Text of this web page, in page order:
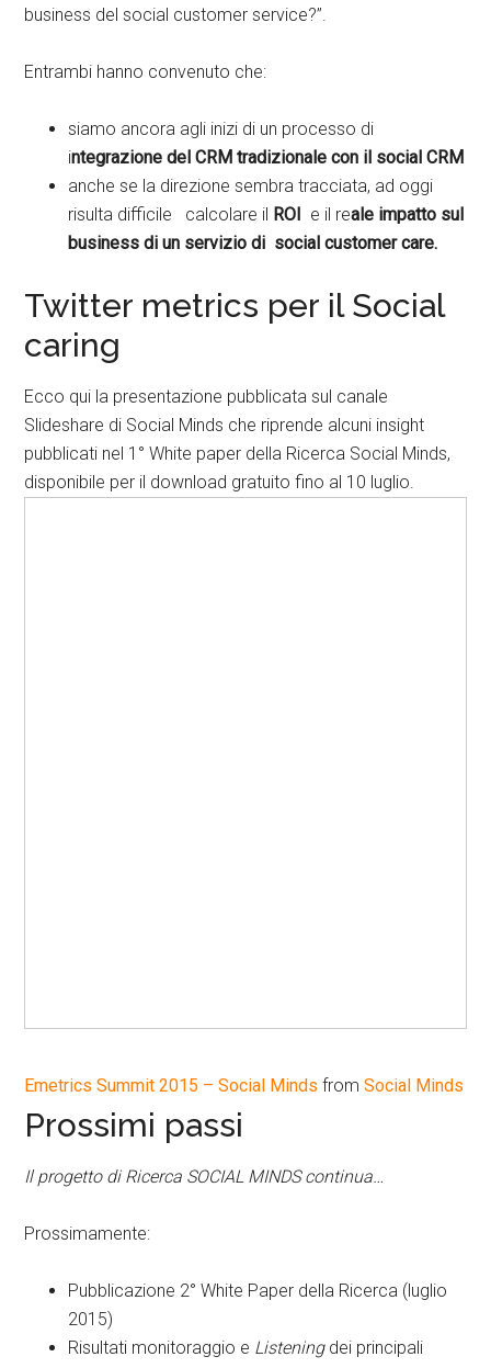
business del social customer service?”.
Entrambi hanno convenuto che:
siamo ancora agli inizi di un processo di
integrazione del CRM tradizionale con il social CRM
anche se la direzione sembra tracciata, ad oggi
risulta difficile calcolare il ROI e il reale impatto sul
business di un servizio di social customer care.
Twitter metrics per il Social
caring
Ecco qui la presentazione pubblicata sul canale
Slideshare di Social Minds che riprende alcuni insight
pubblicati nel 1° White paper della Ricerca Social Minds,
disponibile per il download gratuito fino al 10 luglio.
Emetrics Summit 2015 – Social Minds fromSocial Minds
Prossimi passi
Il progetto di Ricerca SOCIAL MINDS continua…
Prossimamente:
Pubblicazione 2° White Paper della Ricerca (luglio
2015)
Risultati monitoraggio e Listeningdei principali